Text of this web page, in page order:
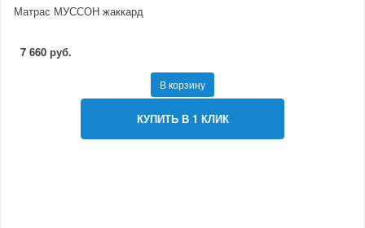
Матрас МУССОН жаккард
7 660 руб.
В корзину
КУПИТЬ В 1 КЛИК